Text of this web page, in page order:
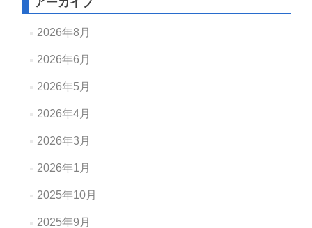
2026年8月
2026年6月
2026年5月
2026年4月
2026年3月
2026年1月
2025年10月
2025年9月